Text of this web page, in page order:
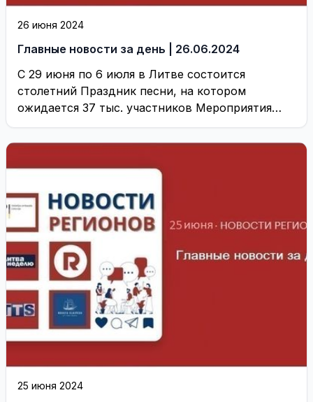
26 июня 2024
Главные новости за день | 26.06.2024
С 29 июня по 6 июля в Литве состоится
столетний Праздник песни, на котором
ожидается 37 тыс. участников Мероприятия
будут ...
25 июня 2024